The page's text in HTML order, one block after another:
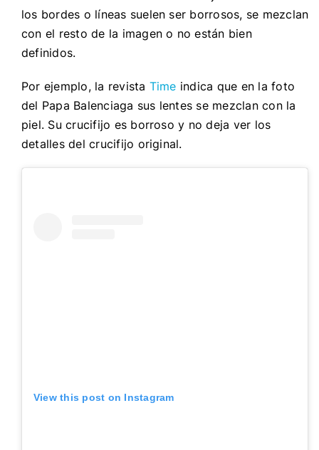
los bordes o líneas suelen ser borrosos, se mezclan
con el resto de la imagen o no están bien
definidos.
Por ejemplo, la revista Time indica que en la foto
del Papa Balenciaga sus lentes se mezclan con la
piel. Su crucifijo es borroso y no deja ver los
detalles del crucifijo original.
View this post on Instagram